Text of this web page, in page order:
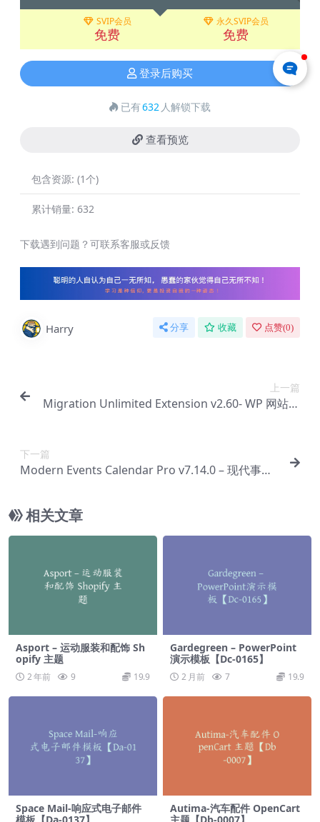
SVIP会员
免费
永久SVIP会员
免费
登录后购买
已有632 人解锁下载
查看预览
包含资源: (1个)
累计销量: 632
下载遇到问题？可联系客服或反馈
Harry 分享 收藏 点赞(0)
上一篇
Migration Unlimited Extension v2.60- WP 网站迁
下一篇
Modern Events Calendar Pro v7.14.0 – 现代事件
相关文章
Asport – 运动服装和配饰 Sh
opify 主题
2 年前 9 19.9
Gardegreen – PowerPoint
演示模板【Dc-0165】
2 月前 7 19.9
Space Mail-响应式电子邮件
模板【Da-0137】
Autima-汽车配件 OpenCart
主题【Db-0007】